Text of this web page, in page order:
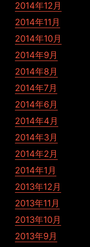
2014年12月
2014年11月
2014年10月
2014年9月
2014年8月
2014年7月
2014年6月
2014年4月
2014年3月
2014年2月
2014年1月
2013年12月
2013年11月
2013年10月
2013年9月